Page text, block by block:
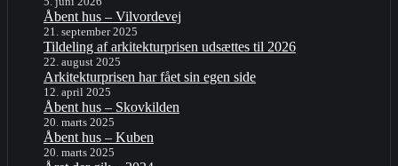
Åbent hus – Vilvordevej
21. september 2025
Tildeling af arkitekturprisen udsættes til 2026
22. august 2025
Arkitekturprisen har fået sin egen side
12. april 2025
Åbent hus – Skovkilden
20. marts 2025
Åbent hus – Kuben
20. marts 2025